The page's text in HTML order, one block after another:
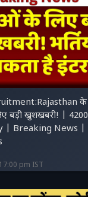
के
बड़ी खुशखबरी! | 4200
| Breaking News |
pm IST